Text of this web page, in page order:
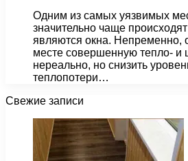
Одним из самых уязвимых
значительно чаще
являются окна. Непременно,
месте совершенную тепло-
нереально, но снизить
теплопотери…
Свежие записи